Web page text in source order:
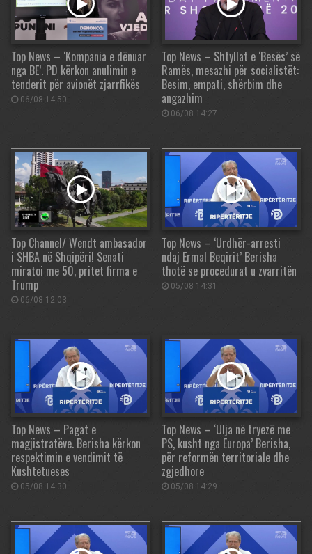
Top News – ‘Kompania e dënuar
nga BE’. PD kërkon anulimin e
tenderit për avionët zjarrfikës
06/08 14:50
Top News – Shtyllat e ‘Besës’ së
Ramës, mesazhi për socialistët:
Besim, empati, shërbim dhe
angazhim
06/08 14:27
Top Channel/ Wendt ambasador
i SHBA në Shqipëri! Senati
miratoi me 50, pritet firma e
Trump
06/08 12:03
Top News – ‘Urdhër-arresti
ndaj Ermal Beqirit’ Berisha
thotë se procedurat u zvarritën
05/08 14:31
Top News – Pagat e
magjistratëve. Berisha kërkon
respektimin e vendimit të
Kushtetueses
05/08 14:30
Top News – ‘Ulja në tryezë me
PS, kusht nga Europa’ Berisha,
për reformën territoriale dhe
zgjedhore
05/08 14:29